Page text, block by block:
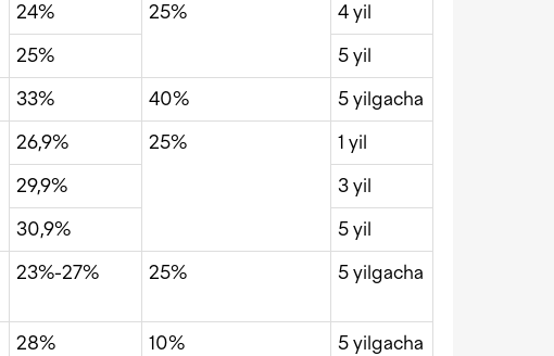
24% 25%
4 yil
25%
5 yil
33% 40%
5 yilgacha
26,9% 25%
1 yil
29,9%
3 yil
30,9%
5 yil
23%-27% 25% 5 yilgacha
28% 10%
5 yilgacha